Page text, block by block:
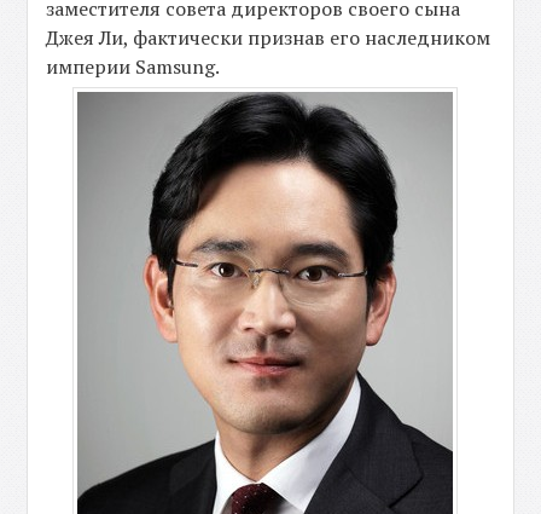
заместителя совета директоров своего сына
Джея Ли, фактически признав его наследником
империи Samsung.